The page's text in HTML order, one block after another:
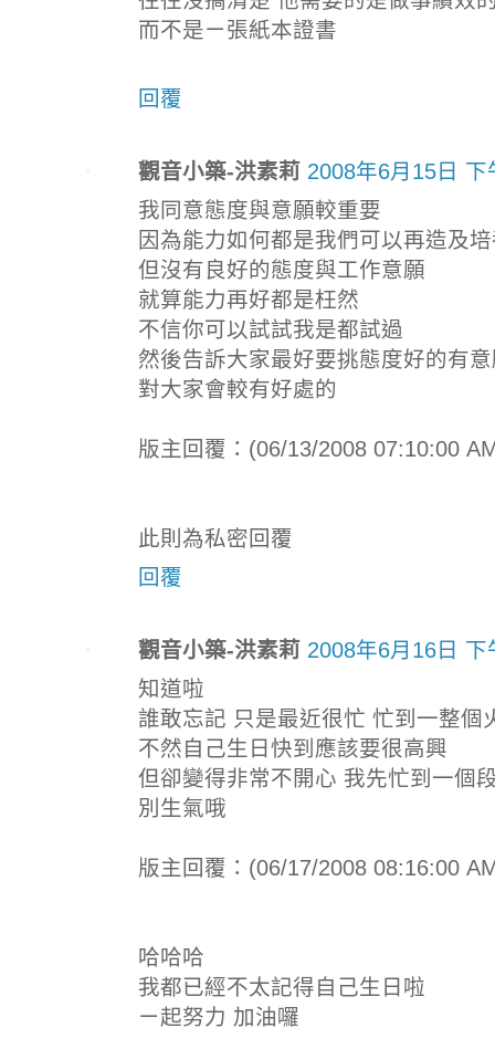
而不是ㄧ張紙本證書
回覆
觀音小築-洪素莉 2008年6月15日 下
我同意態度與意願較重要
因為能力如何都是我們可以再造及
但沒有良好的態度與工作意願
就算能力再好都是枉然
不信你可以試試我是都試過
然後告訴大家最好要挑態度好的有
對大家會較有好處的
版主回覆：(06/13/2008 07:10:00
此則為私密回覆
回覆
觀音小築-洪素莉 2008年6月16日 下
知道啦
誰敢忘記 只是最近很忙 忙到一整個
不然自己生日快到應該要很高興
但卻變得非常不開心 我先忙到一個
別生氣哦
版主回覆：(06/17/2008 08:16:00
哈哈哈
我都已經不太記得自己生日啦
ㄧ起努力 加油囉